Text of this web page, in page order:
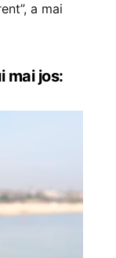
a mai
mai jos: